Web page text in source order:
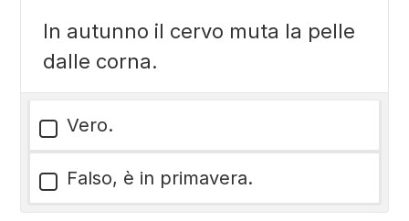
In autunno il cervo muta la pelle
dalle corna.
Vero.
Falso, è in primavera.